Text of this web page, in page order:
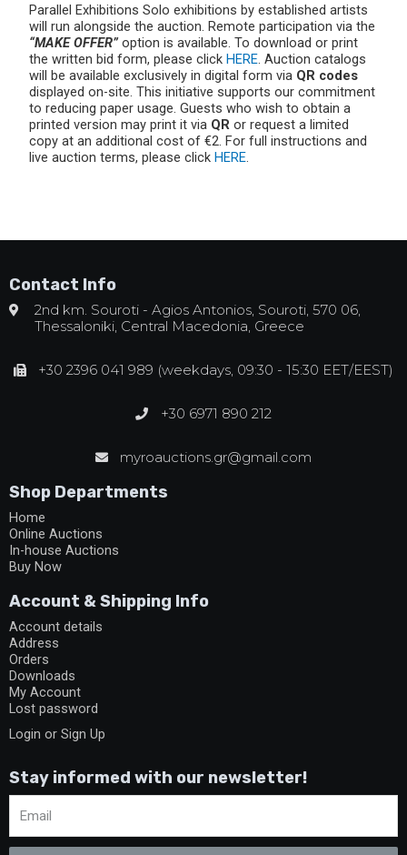
Parallel Exhibitions Solo exhibitions by established artists
will run alongside the auction. Remote participation via the
“MAKE OFFER”option is available. To download or print
the written bid form, please click HERE. Auction catalogs
will be available exclusively in digital form via QR codes
displayed on-site. This initiative supports our commitment
to reducing paper usage. Guests who wish to obtain a
printed version may print it via QR or request a limited
copy at an additional cost of €2. For full instructions and
live auction terms, please click HERE.
Contact Info
2nd km. Souroti - Agios Antonios, Souroti, 570 06,
Thessaloniki, Central Macedonia, Greece
+30 2396 041 989 (weekdays, 09:30 - 15:30 EET/EEST)
+30 6971 890 212
myroauctions.gr@gmail.com
Shop Departments
Home
Online Auctions
In-house Auctions
Buy Now
Account & Shipping Info
Account details
Address
Orders
Downloads
My Account
Lost password
Login or Sign Up
Stay informed with our newsletter!